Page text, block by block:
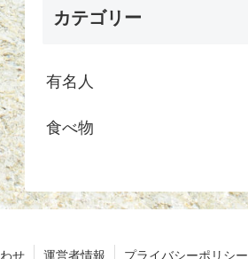
カテゴリー
有名人
食べ物
せ 運営者情報 プライバシーポリシー